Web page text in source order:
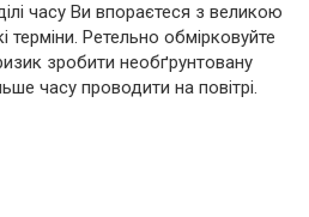
часу Ви впораєтеся з великою
терміни. Ретельно обмірковуйте
зробити необґрунтовану
часу проводити на повітрі.